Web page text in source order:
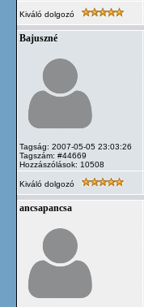
Kiváló dolgozó
Bajuszné
Tagság: 2007-05-05 23:03:26
Tagszám: #44669
Hozzászólások: 10508
Kiváló dolgozó
ancsapancsa